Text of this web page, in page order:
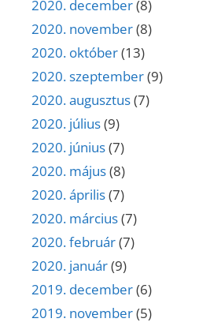
2020. december(8)
2020. november(8)
2020. október(13)
2020. szeptember(9)
2020. augusztus(7)
2020. július(9)
2020. június(7)
2020. május(8)
2020. április(7)
2020. március(7)
2020. február(7)
2020. január(9)
2019. december(6)
2019. november(5)